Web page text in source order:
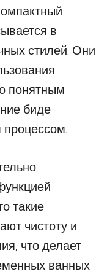
в
стилей. Они
понятным
биде
такие
чистоту и
что делает
ванных